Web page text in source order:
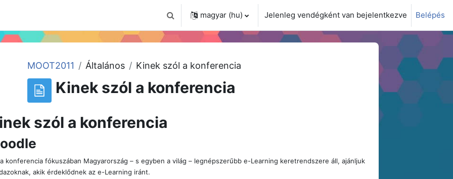
Keresési bemeneti adatok váltása
magyar ‎(hu)‎ Jelenleg vendégként van bejelentkezve Belépés
MOOT2011 Általános Kinek szól a konferencia
Kinek szól a konferencia
szól a konferencia
konferencia fókuszában Magyarország – s egyben a világ – legnépszerűbb e-Learning keretrendszere áll, ajánljuk
akik érdeklődnek az e-Learning iránt.